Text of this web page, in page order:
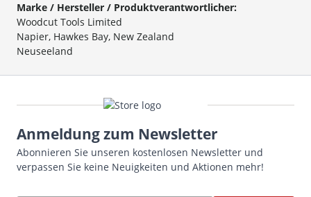
Marke / Hersteller / Produktverantwortlicher:
Woodcut Tools Limited
Napier, Hawkes Bay, New Zealand
Neuseeland
Anmeldung zum Newsletter
Abonnieren Sie unseren kostenlosen Newsletter und
verpassen Sie keine Neuigkeiten und Aktionen mehr!